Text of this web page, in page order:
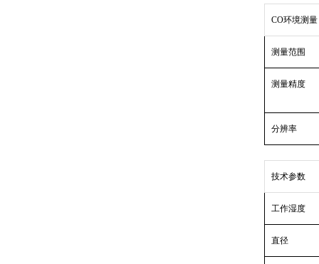
CO环境测量
测量范围
测量精度
分辨率
技术参数
工作湿度
直径